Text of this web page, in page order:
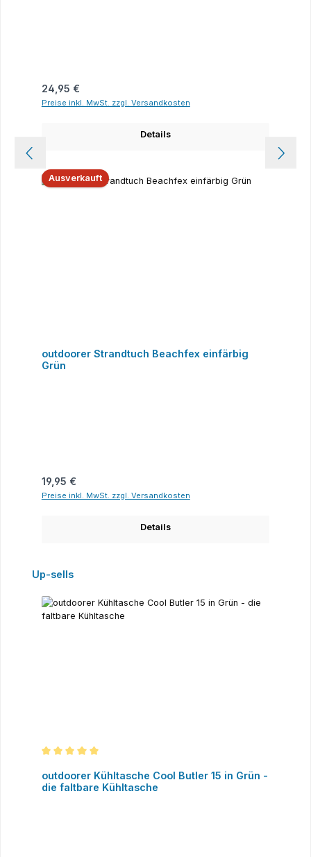
Regulärer Preis:
24,95 €
Preise inkl. MwSt. zzgl. Versandkosten
Details
Ausverkauft
outdoorer Strandtuch Beachfex einfärbig
Grün
Regulärer Preis:
19,95 €
Preise inkl. MwSt. zzgl. Versandkosten
Details
Produktgalerie überspringen
Up-sells
outdoorer Kühltasche Cool Butler 15 in Grün -
die faltbare Kühltasche